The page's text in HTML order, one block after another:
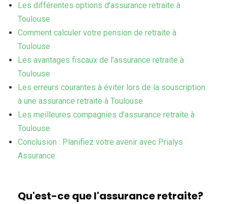
Les différentes options d’assurance retraite à
Toulouse
Comment calculer votre pension de retraite à
Toulouse
Les avantages fiscaux de l’assurance retraite à
Toulouse
Les erreurs courantes à éviter lors de la souscription
à une assurance retraite à Toulouse
Les meilleures compagnies d’assurance retraite à
Toulouse
Conclusion : Planifiez votre avenir avec Prialys
Assurance
Qu'est-ce que l'assurance retraite?